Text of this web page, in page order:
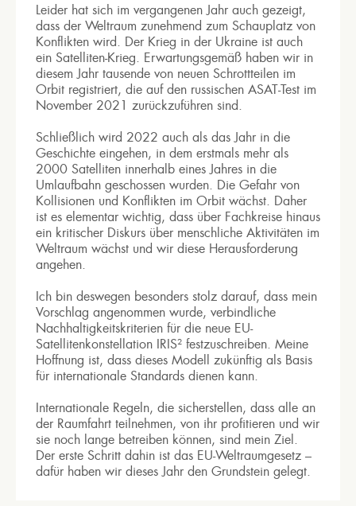
Leider hat sich im vergangenen Jahr auch gezeigt,
dass der Weltraum zunehmend zum Schauplatz von
Konflikten wird. Der Krieg in der Ukraine ist auch
ein Satelliten-Krieg. Erwartungsgemäß haben wir in
diesem Jahr tausende von neuen Schrottteilen im
Orbit registriert, die auf den russischen ASAT-Test im
November 2021 zurückzuführen sind.
Schließlich wird 2022 auch als das Jahr in die
Geschichte eingehen, in dem erstmals mehr als
2000 Satelliten innerhalb eines Jahres in die
Umlaufbahn geschossen wurden. Die Gefahr von
Kollisionen und Konflikten im Orbit wächst. Daher
ist es elementar wichtig, dass über Fachkreise hinaus
ein kritischer Diskurs über menschliche Aktivitäten im
Weltraum wächst und wir diese Herausforderung
angehen.
Ich bin deswegen besonders stolz darauf, dass mein
Vorschlag angenommen wurde, verbindliche
Nachhaltigkeitskriterien für die neue EU-
Satellitenkonstellation IRIS² festzuschreiben. Meine
Hoffnung ist, dass dieses Modell zukünftig als Basis
für internationale Standards dienen kann.
Internationale Regeln, die sicherstellen, dass alle an
der Raumfahrt teilnehmen, von ihr profitieren und wir
sie noch lange betreiben können, sind mein Ziel.
Der erste Schritt dahin ist das EU-Weltraumgesetz –
dafür haben wir dieses Jahr den Grundstein gelegt.